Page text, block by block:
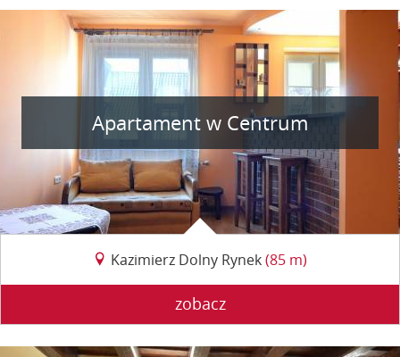
Apartament w Centrum
Kazimierz Dolny Rynek(85 m)
zobacz